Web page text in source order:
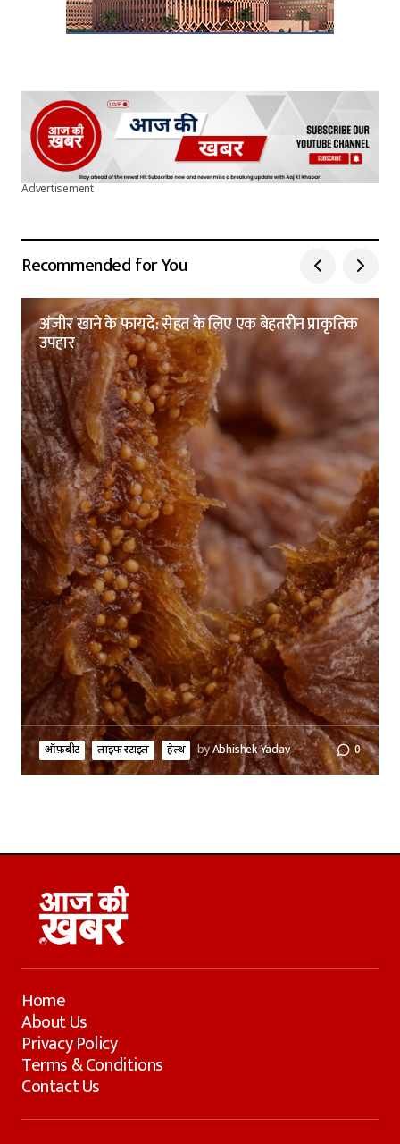
Advertisement
Recommended for You
अंजीर खाने के फायदे: सेहत के लिए एक बेहतरीन प्राकृतिक
उपहार
ऑफ़बीट लाइफ स्टाइल हेल्थ byAbhishek Yadav 0
Home
About Us
Privacy Policy
Terms & Conditions
Contact Us